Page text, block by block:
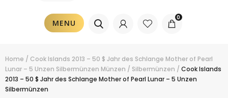
MENU
0
Home / Cook Islands 2013 – 50 $ Jahr des Schlange Mother of Pearl
Lunar – 5 Unzen Silbermünzen Münzen / Silbermünzen / Cook Islands
2013 – 50 $ Jahr des Schlange Mother of Pearl Lunar – 5 Unzen
Silbermünzen